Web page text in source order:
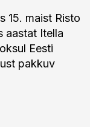
15. maist Risto
aastat Itella
Eesti
pakkuv